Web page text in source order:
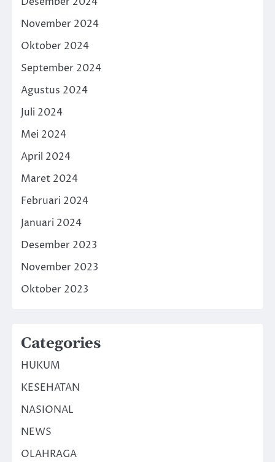
November 2024
Oktober 2024
September 2024
Agustus 2024
Juli 2024
Mei 2024
April 2024
Maret 2024
Februari 2024
Januari 2024
Desember 2023
November 2023
Oktober 2023
Categories
HUKUM
KESEHATAN
NASIONAL
NEWS
OLAHRAGA